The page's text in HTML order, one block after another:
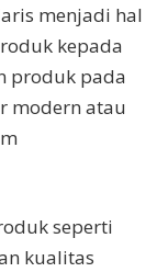
menjadi hal
kepada
produk pada
modern atau
seperti
kualitas